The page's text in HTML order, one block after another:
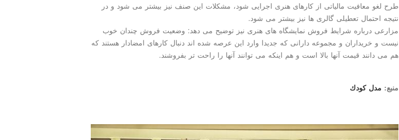
طرح لغو معافیت مالیاتی از كارهای هنری اجرایی شود، مشكلات این صنف نیز بیشتر می شود و در
نتیجه احتمال تعطیلی گالری ها نیز بیشتر می شود.
مزارعی درباره شرایط فروش نمایشگاه های هنری نیز توضیح می دهد: وضعیت فروش چندان خوب
نیست و خریداران و مجموعه دارانی كه جدیدا وارد این عرصه شده اند دنبال كارهای امضادار هستند كه
هم می دانند قیمت آنها بالا است و هم اینكه می توانند آنها را راحت تر بفروشند.
منبع: مدل كودك